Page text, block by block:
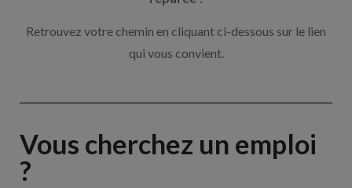
Retrouvez votre chemin en cliquant ci-dessous sur le lien
qui vous convient.
Vous cherchez un emploi
?